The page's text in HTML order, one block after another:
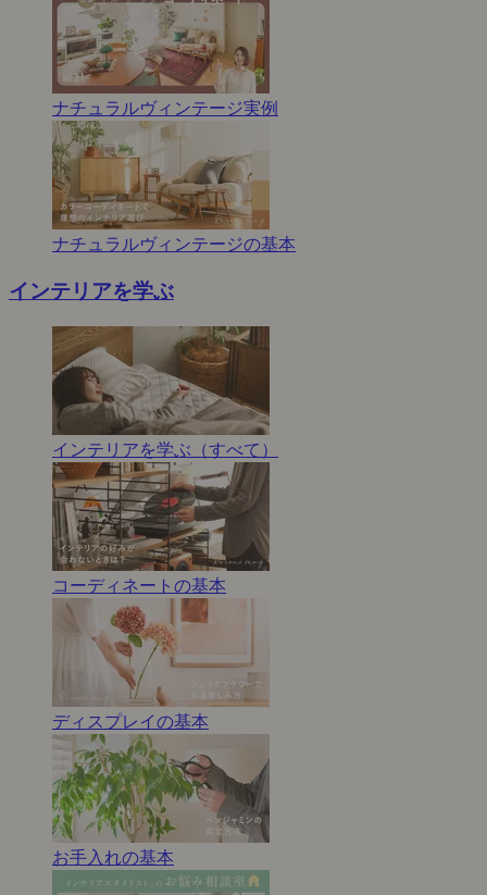
ナチュラルヴィンテージ実例
ナチュラルヴィンテージの基本
インテリアを学ぶ
インテリアを学ぶ（すべて）
コーディネートの基本
ディスプレイの基本
お手入れの基本